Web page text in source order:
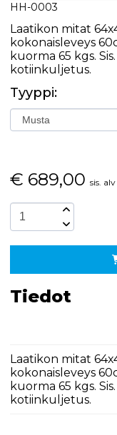
HH-0003
Laatikon mitat
kokonaisleveys
kuorma 65 kgs.
kotiinkuljetus.
Tyyppi:
€ 689,00 sis. alv
Tiedot
Laatikon mitat
kokonaisleveys
kuorma 65 kgs.
kotiinkuljetus.